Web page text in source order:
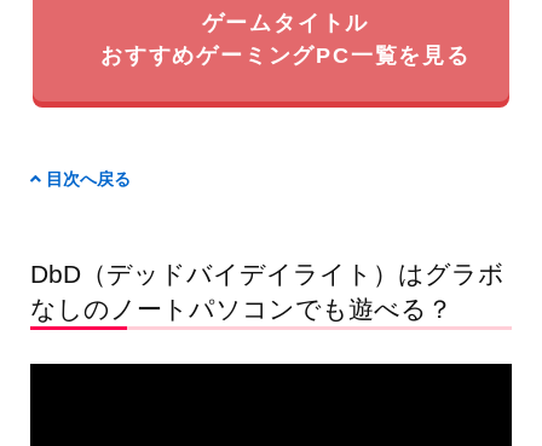
ゲームタイトル
おすすめゲーミングPC一覧を見る
目次へ戻る
DbD（デッドバイデイライト）はグラボ
なしのノートパソコンでも遊べる？